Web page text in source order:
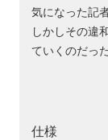
気になった記
しかしその違
ていくのだっ
仕様